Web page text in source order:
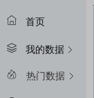
首页
我的数据
热门数据